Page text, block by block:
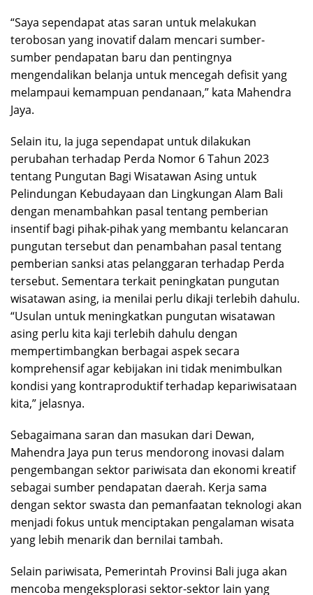
“Saya sependapat atas saran untuk melakukan
terobosan yang inovatif dalam mencari sumber-
sumber pendapatan baru dan pentingnya
mengendalikan belanja untuk mencegah defisit yang
melampaui kemampuan pendanaan,” kata Mahendra
Jaya.
Selain itu, Ia juga sependapat untuk dilakukan
perubahan terhadap Perda Nomor 6 Tahun 2023
tentang Pungutan Bagi Wisatawan Asing untuk
Pelindungan Kebudayaan dan Lingkungan Alam Bali
dengan menambahkan pasal tentang pemberian
insentif bagi pihak-pihak yang membantu kelancaran
pungutan tersebut dan penambahan pasal tentang
pemberian sanksi atas pelanggaran terhadap Perda
tersebut. Sementara terkait peningkatan pungutan
wisatawan asing, ia menilai perlu dikaji terlebih dahulu.
“Usulan untuk meningkatkan pungutan wisatawan
asing perlu kita kaji terlebih dahulu dengan
mempertimbangkan berbagai aspek secara
komprehensif agar kebijakan ini tidak menimbulkan
kondisi yang kontraproduktif terhadap kepariwisataan
kita,” jelasnya.
Sebagaimana saran dan masukan dari Dewan,
Mahendra Jaya pun terus mendorong inovasi dalam
pengembangan sektor pariwisata dan ekonomi kreatif
sebagai sumber pendapatan daerah. Kerja sama
dengan sektor swasta dan pemanfaatan teknologi akan
menjadi fokus untuk menciptakan pengalaman wisata
yang lebih menarik dan bernilai tambah.
Selain pariwisata, Pemerintah Provinsi Bali juga akan
mencoba mengeksplorasi sektor-sektor lain yang